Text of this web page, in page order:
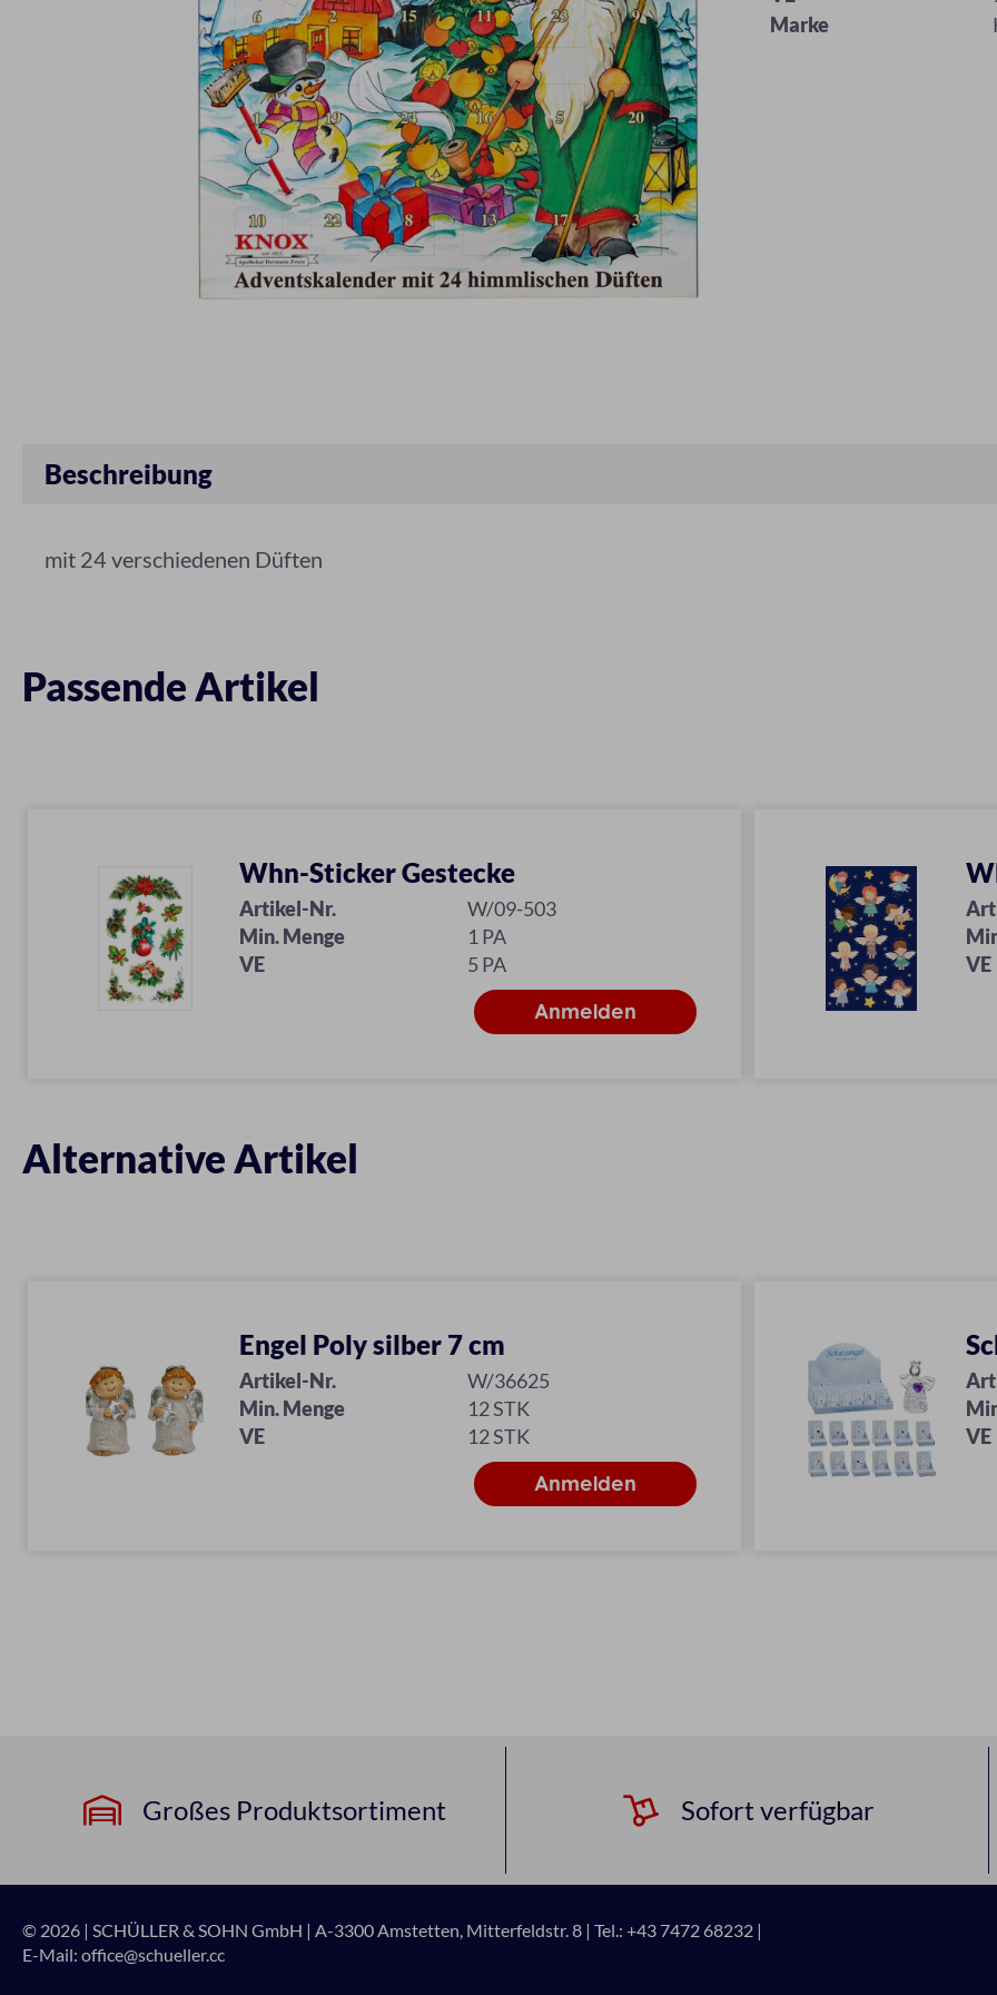
Marke
Beschreibung
mit 24 verschiedenen Düften
Passende Artikel
Whn-Sticker Gestecke
Artikel-Nr.
W/09-503
Min. Menge
1 PA
VE
5 PA
VE
Alternative Artikel
Engel Poly silber 7 cm
Artikel-Nr.
W/36625
Min. Menge
12 STK
VE
12 STK
VE
Großes Produktsortiment Sofort verfügbar
© 2026 | SCHÜLLER & SOHN GmbH | A-3300 Amstetten, Mitterfeldstr. 8 | Tel.: +43 7472 68232 |
E-Mail: office@schueller.cc